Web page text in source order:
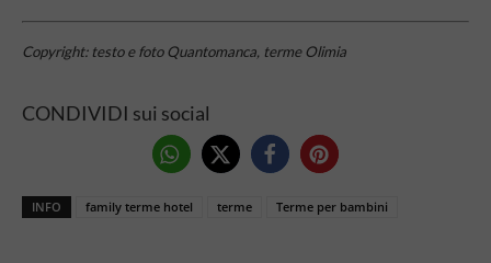
Copyright: testo e foto Quantomanca, terme Olimia
CONDIVIDI sui social
INFO family terme hotel terme Terme per bambini